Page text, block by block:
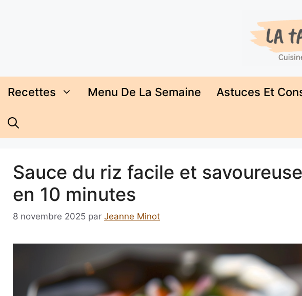
Recettes Menu De La Semaine Astuces Et
Sauce du riz facile et
en 10 minutes
8 novembre 2025 par Jeanne Minot